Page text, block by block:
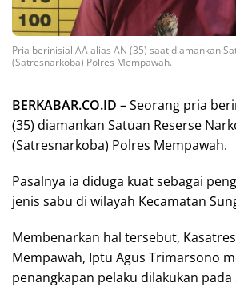
Pria berinisial AA alias AN (35) saat diamankan
(Satresnarkoba) Polres Mempawah.
BERKABAR.CO.ID – Seorang pria
(35) diamankan Satuan Reserse
(Satresnarkoba) Polres Mempawah.
Pasalnya ia diduga kuat sebagai
jenis sabu di wilayah Kecamatan
Membenarkan hal tersebut,
Mempawah, Iptu Agus Trimarsono
penangkapan pelaku dilakukan pada